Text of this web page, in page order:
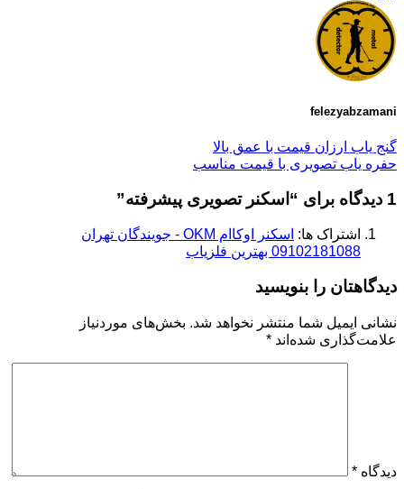
felezyabzamani
گنج یاب ارزان قیمت با عمق بالا
حفره یاب تصویری با قیمت مناسب
1 دیدگاه برای “ اسکنر تصویری پیشرفته”
اشتراک ها:
اسکنر اوکاام OKM - جویندگان تهران
09102181088 بهترین فلزیاب
دیدگاهتان را بنویسید
نشانی ایمیل شما منتشر نخواهد شد. بخش‌های موردنیاز
علامت‌گذاری شده‌اند *
دیدگاه *